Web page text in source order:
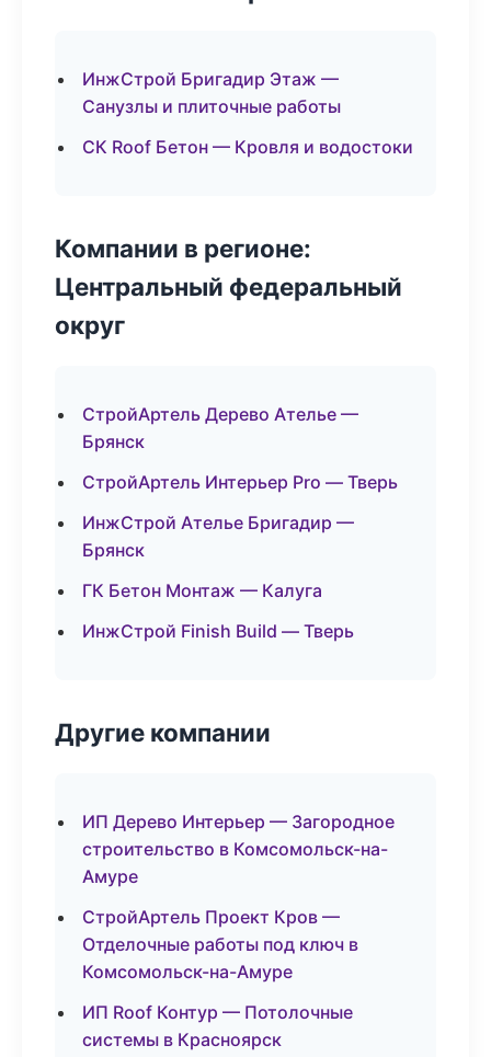
ИнжСтрой Бригадир Этаж —
Санузлы и плиточные работы
СК Roof Бетон — Кровля и водостоки
Компании в регионе:
Центральный федеральный
округ
СтройАртель Дерево Ателье —
Брянск
СтройАртель Интерьер Pro — Тверь
ИнжСтрой Ателье Бригадир —
Брянск
ГК Бетон Монтаж — Калуга
ИнжСтрой Finish Build — Тверь
Другие компании
ИП Дерево Интерьер — Загородное
строительство в Комсомольск-на-
Амуре
СтройАртель Проект Кров —
Отделочные работы под ключ в
Комсомольск-на-Амуре
ИП Roof Контур — Потолочные
системы в Красноярск